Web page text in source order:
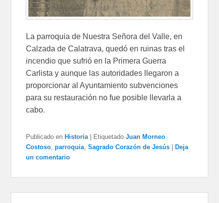
La parroquia de Nuestra Señora del Valle, en
Calzada de Calatrava, quedó en ruinas tras el
incendio que sufrió en la Primera Guerra
Carlista y aunque las autoridades llegaron a
proporcionar al Ayuntamiento subvenciones
para su restauración no fue posible llevarla a
cabo.
Publicado en Historia Etiquetado Juan Morneo
Costoso ,parroquia ,Sagrado Corazón de Jesús
Deja
un comentario